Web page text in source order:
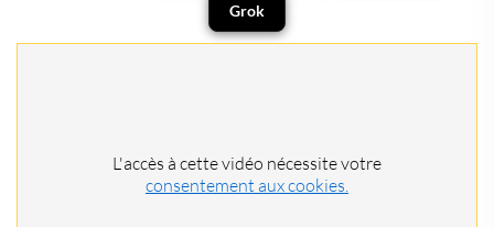
Grok
L'accès à cette vidéo nécessite votre
consentement aux cookies.